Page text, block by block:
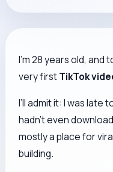
I’m 28 years old, and
very firstTikTok
I’ll admit it: I was late
hadn’t even
mostly a place for
building.